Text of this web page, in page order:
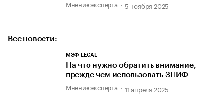
Мнение эксперта 5 ноября 2025
Все новости:
МЭФ LEGAL
На что нужно обратить внимание,
прежде чем использовать ЗПИФ
Мнение эксперта 11 апреля 2025